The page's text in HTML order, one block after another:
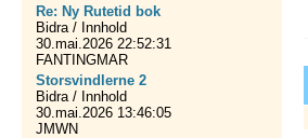
Re: Ny Rutetid bok
Bidra / Innhold
30.mai.2026 22:52:31
FANTINGMAR
Storsvindlerne 2
Bidra / Innhold
30.mai.2026 13:46:05
JMWN